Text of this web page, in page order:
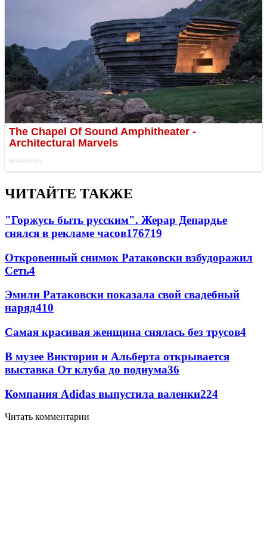
ЧИТАЙТЕ ТАКЖЕ
"Горжусь быть русским". Жерар Депардье
снялся в рекламе часов176719
Откровенный снимок Ратаковски взбудоражил
Сеть4
Эмили Ратаковски показала свой свадебный
наряд410
Самая красивая женщина снялась без трусов4
В музее Виктории и Альберта открывается
выставка От клуба до подиума36
Компания Adidas выпустила валенки224
Читать комментарии